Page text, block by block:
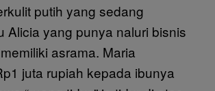
putih yang sedang
Alicia yang punya naluri bisnis
asrama. Maria
juta rupiah kepada ibunya